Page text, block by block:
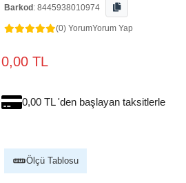
Barkod : 8445938010974
(0) YorumYorum Yap
0,00 TL
0,00 TL 'den başlayan taksitlerle
Ölçü Tablosu